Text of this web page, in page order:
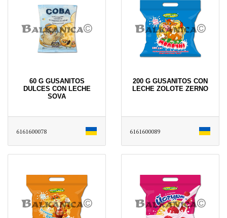
60 G GUSANITOS
DULCES CON LECHE
SOVA
6161600078
200 G GUSANITOS CON
LECHE ZOLOTE ZERNO
6161600089